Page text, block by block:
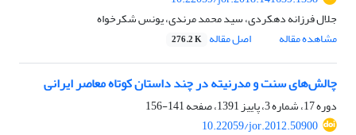
جلال فرزانه دهکردی، سید محمد مرندی، یونس شکرخواه
مشاهده مقاله
اصل مقاله 276.2 K
چالش‌های سنت و مدرنیته در چند داستان کوتاه معاصر ایرانی
دوره 17، شماره 3، پاییز 1391، صفحه
141-156
10.22059/jor.2012.50900